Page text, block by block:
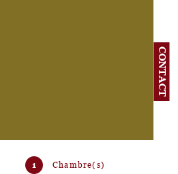
CONTACT
1 Chambre(s)